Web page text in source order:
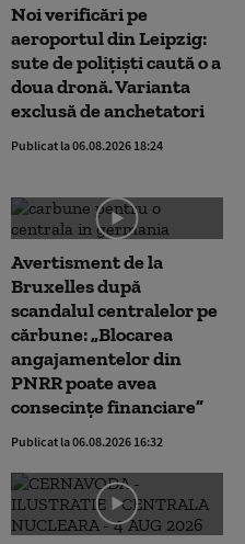
Noi verificări pe
aeroportul din Leipzig:
sute de polițiști caută o a
doua dronă. Varianta
exclusă de anchetatori
Publicat la 06.08.2026 18:24
Avertisment de la
Bruxelles după
scandalul centralelor pe
cărbune: „Blocarea
angajamentelor din
PNRR poate avea
consecințe financiare”
Publicat la 06.08.2026 16:32